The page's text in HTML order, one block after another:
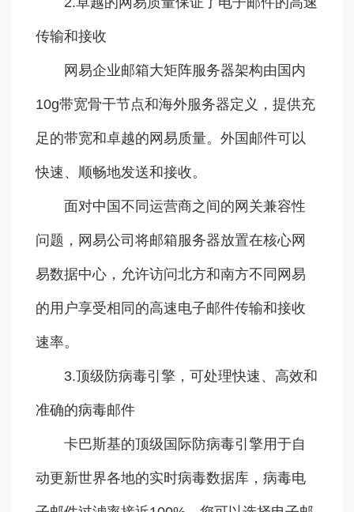
传输和接收
网易企业邮箱大矩阵服务器架构由国内
10g带宽骨干节点和海外服务器定义，提供充
足的带宽和卓越的网易质量。外国邮件可以
快速、顺畅地发送和接收。
面对中国不同运营商之间的网关兼容性
问题，网易公司将邮箱服务器放置在核心网
易数据中心，允许访问北方和南方不同网易
的用户享受相同的高速电子邮件传输和接收
速率。
3.顶级防病毒引擎，可处理快速、高效和
准确的病毒邮件
卡巴斯基的顶级国际防病毒引擎用于自
动更新世界各地的实时病毒数据库，病毒电